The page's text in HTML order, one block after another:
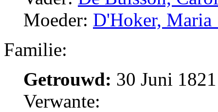
Moeder: D'Hoker,
Familie:
Getrouwd: 30 Juni
Verwante: